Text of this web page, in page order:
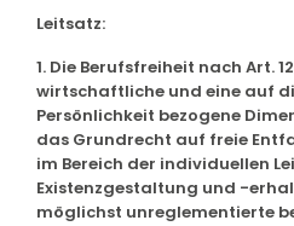
Leitsatz:
1. Die Berufsfreiheit nach Art.
wirtschaftliche und eine auf
Persönlichkeit bezogene
das Grundrecht auf freie
im Bereich der individuellen
Existenzgestaltung und -
möglichst unreglementierte